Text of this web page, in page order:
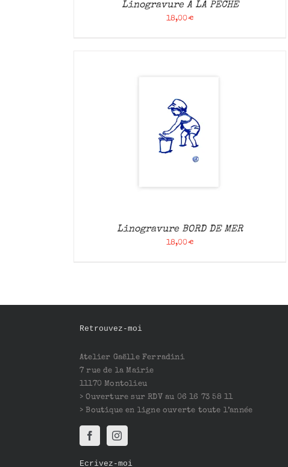
Linogravure A LA PECHE
18,00€
Linogravure BORD DE MER
18,00€
AJOUTER AU PANIER
Retrouvez-moi
Atelier Gaëlle Ferradini
7 rue de la Mairie
11170 Montolieu
> Ouverture sur RDV au 06 16 73 58 11
> Boutique en ligne ouverte toute l’année
Ecrivez-moi